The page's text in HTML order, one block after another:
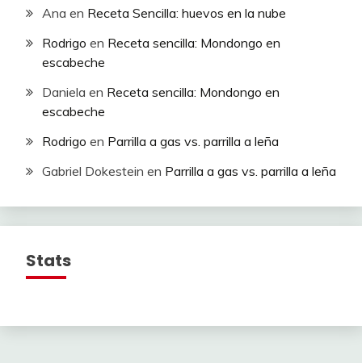
Ana en Receta Sencilla: huevos en la nube
Rodrigo en Receta sencilla: Mondongo en
escabeche
Daniela en Receta sencilla: Mondongo en
escabeche
Rodrigo en Parrilla a gas vs. parrilla a leña
Gabriel Dokestein en Parrilla a gas vs. parrilla a leña
Stats